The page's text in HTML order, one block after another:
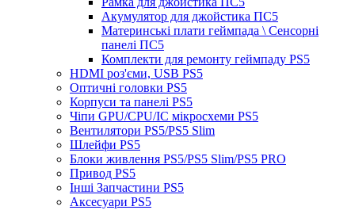
Акумулятор для джойстика ПС5
Материнські плати геймпада \ Сенсорні
панелі ПС5
Комплекти для ремонту геймпаду PS5
HDMI роз'єми, USB PS5
Оптичні головки PS5
Корпуси та панелі PS5
Чіпи GPU/CPU/IC мікросхеми PS5
Вентилятори PS5/PS5 Slim
Шлейфи PS5
Блоки живлення PS5/PS5 Slim/PS5 PRO
Привод PS5
Інші Запчастини PS5
Аксесуари PS5